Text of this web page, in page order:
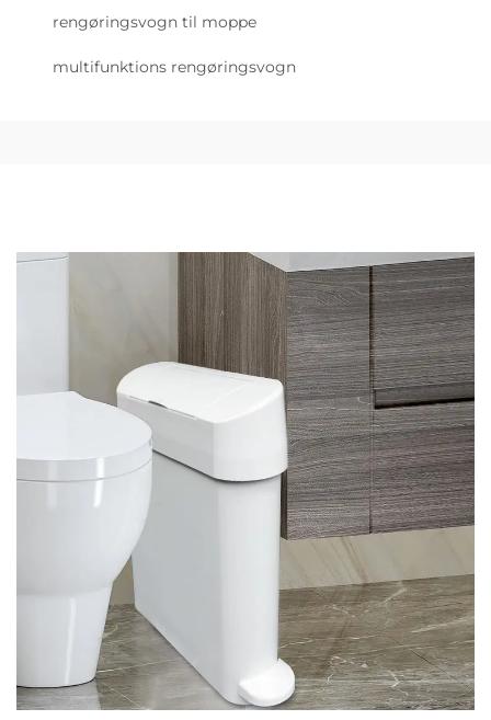
rengøringsvogn til moppe
multifunktions rengøringsvogn